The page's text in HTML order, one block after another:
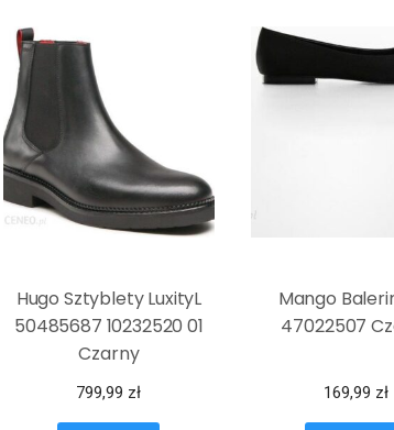
Hugo Sztyblety LuxityL
50485687 10232520 01
Czarny
799,99 zł
Mango
47022507
169,99 zł